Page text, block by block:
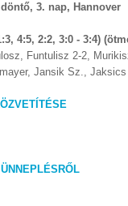
3. nap, Hannover
4:5, 2:2, 3:0 - 3:4)
Funtulisz 2-2,
Jansik Sz., Jaksics